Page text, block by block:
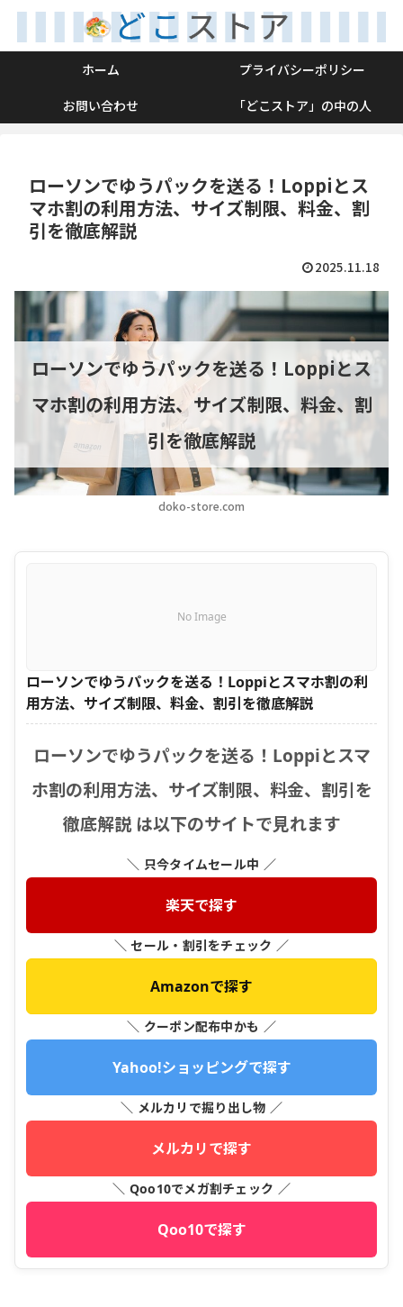
ホーム
プライバシーポリシー
お問い合わせ
「どこストア」の中の人
ローソンでゆうパックを送る！Loppiとス
マホ割の利用方法、サイズ制限、料金、割
引を徹底解説
2025.11.18
doko-store.com
ローソンでゆうパックを送る！Loppiとス
マホ割の利用方法、サイズ制限、料金、割
引を徹底解説
No Image
ローソンでゆうパックを送る！Loppiとスマホ割の利
用方法、サイズ制限、料金、割引を徹底解説
ローソンでゆうパックを送る！Loppiとスマ
ホ割の利用方法、サイズ制限、料金、割引を
徹底解説 は以下のサイトで見れます
＼ 只今タイムセール中 ／
楽天で探す
＼ セール・割引をチェック ／
Amazonで探す
＼ クーポン配布中かも ／
Yahoo!ショッピングで探す
＼ メルカリで掘り出し物 ／
メルカリで探す
＼ Qoo10でメガ割チェック ／
Qoo10で探す